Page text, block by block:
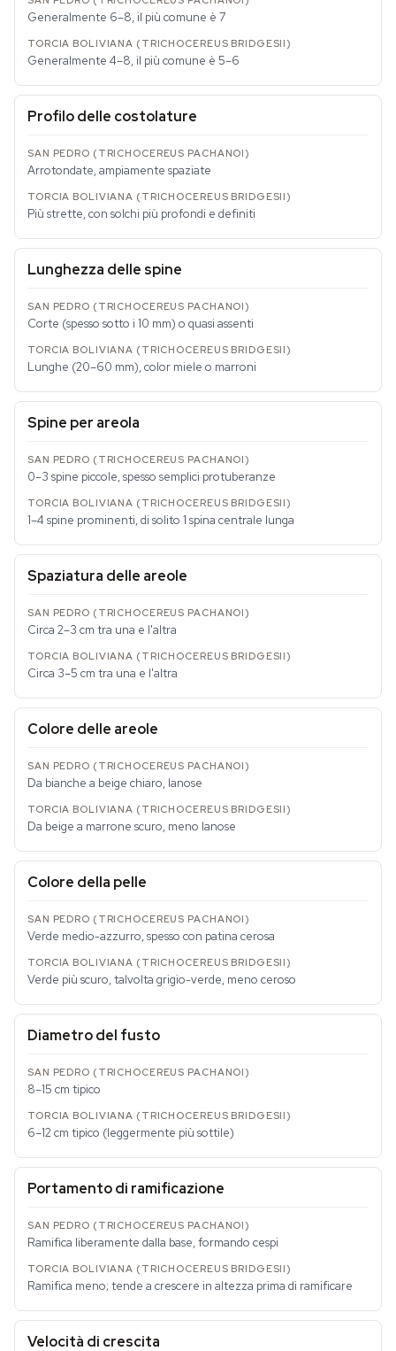
Generalmente 6–8, il più comune è 7
Generalmente 4–8, il più comune è 5–6
Profilo delle costolature
Arrotondate, ampiamente spaziate
Più strette, con solchi più profondi e definiti
Lunghezza delle spine
Corte (spesso sotto i 10 mm) o quasi assenti
Lunghe (20–60 mm), color miele o marroni
Spine per areola
0–3 spine piccole, spesso semplici protuberanze
1–4 spine prominenti, di solito 1 spina centrale lunga
Spaziatura delle areole
Circa 2–3 cm tra una e l'altra
Circa 3–5 cm tra una e l'altra
Colore delle areole
Da bianche a beige chiaro, lanose
Da beige a marrone scuro, meno lanose
Colore della pelle
Verde medio-azzurro, spesso con patina cerosa
Verde più scuro, talvolta grigio-verde, meno ceroso
Diametro del fusto
8–15 cm tipico
6–12 cm tipico (leggermente più sottile)
Portamento di ramificazione
Ramifica liberamente dalla base, formando cespi
Ramifica meno; tende a crescere in altezza prima di ramificare
Velocità di crescita